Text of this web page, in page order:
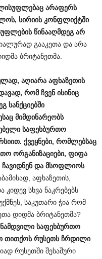
არაფერს
, სირიის კონფლიქტში
წინააღმდეგ არ
გააკეთა და არა
ბრიტანეთმა.
, აღიარა აფხაზეთის
, რომ ჩვენ ისინიც
სანქციებში
მიმდინარეობს
საფეხბურთო
. ქვეყნები, რომლებსაც
ორგანიზაციები, ფიფა
ჩავიდნენ და მსოფლიოს
აფხაზეთის,
სხვა ნაკრებებს
საკუთარი ჭია რომ
დიდმა ბრიტანეთმა?
ნამდვილი საფეხბურთო
თითქოს რუსეთს ჩრდილი
რუსეთში შესაშური